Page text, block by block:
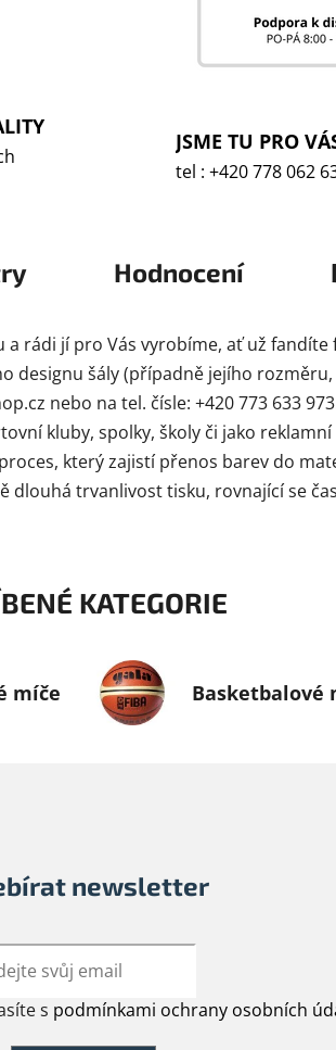
JSME TU PRO
tel : +420 778 062
Hodnocení
a rádi jí pro Vás vyrobíme, ať už
šály (případně jejího rozměru,
nebo na tel. čísle: +420 773 633
kluby, spolky, školy či jako
který zajistí přenos barev do
dlouhá trvanlivost tisku, rovnající se
KATEGORIE
míče Basketbalové
newsletter
s podmínkami ochrany osobních